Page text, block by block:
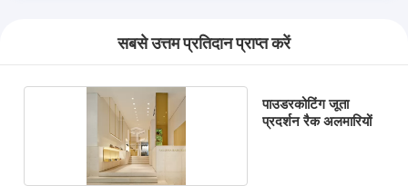
सबसे उत्तम प्रतिदान प्राप्त करें
पाउडरकोटिंग जूता
प्रदर्शन रैक अलमारियों